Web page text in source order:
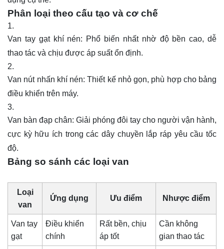
Phân loại theo cấu tạo và cơ chế
Van tay gạt khí nén: Phổ biến nhất nhờ độ bền cao, dễ
thao tác và chịu được áp suất ổn định.
Van nút nhấn khí nén: Thiết kế nhỏ gọn, phù hợp cho bảng
điều khiển trên máy.
Van bàn đạp chân: Giải phóng đôi tay cho người vận hành,
cực kỳ hữu ích trong các dây chuyền lắp ráp yêu cầu tốc
độ.
Bảng so sánh các loại van
Loại
van
Ứng dụng Ưu điểm Nhược điểm
Van tay
gạt
Điều khiển
chính
Rất bền, chịu
áp tốt
Cần không
gian thao tác